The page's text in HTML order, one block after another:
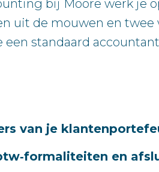
bij Moore werk je
uit de mouwen en
een standaard
van je
en